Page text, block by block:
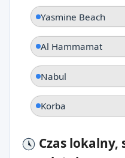
Yasmine Beach
Al Hammamat
Nabul
Korba
Czas lokalny,